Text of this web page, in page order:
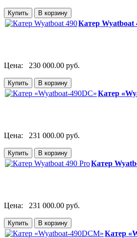
Катер Wyatboat
Цена: 230 000.00 руб.
Катер
Цена: 231 000.00 руб.
Катер
Цена: 231 000.00 руб.
Катер